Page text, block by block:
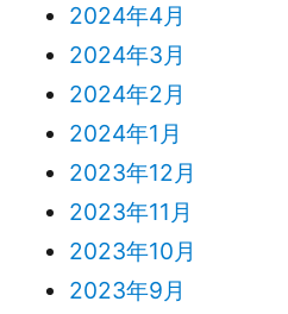
2024年4月
2024年3月
2024年2月
2024年1月
2023年12月
2023年11月
2023年10月
2023年9月